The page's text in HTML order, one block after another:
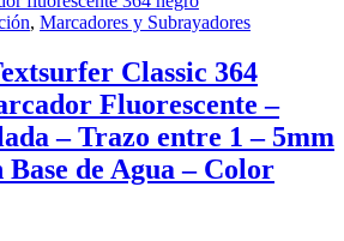
, Marcadores y Subrayadores
Classic 364
Fluorescente –
– Trazo entre 1 – 5mm
de Agua – Color